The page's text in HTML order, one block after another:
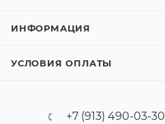
ИНФОРМАЦИЯ
УСЛОВИЯ ОПЛАТЫ
+7 (913) 490-03-30